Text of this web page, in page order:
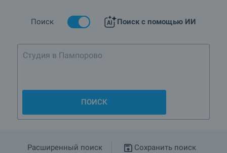
Подробнее о Болярово
Поиск Поиск с помощью ИИ
Студия в Пампорово или Боров
ПОИСК
Расширенный поиск Сохранить поиск